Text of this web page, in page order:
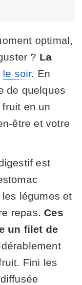
optimal,
? La
le soir. En
de quelques
en un
être et votre
est
légumes et
repas. Ces
un filet de
Fini les